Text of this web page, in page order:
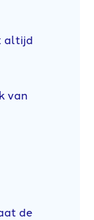
altijd
van
de